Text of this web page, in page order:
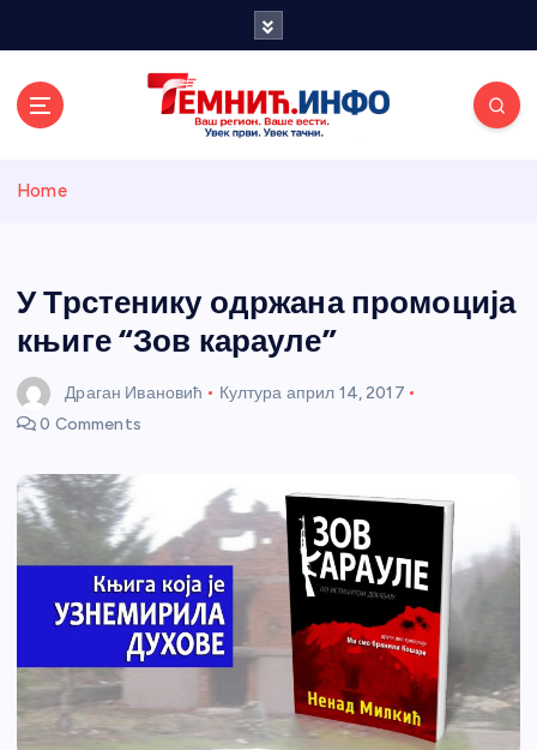
и портал
Home
У Трстенику одржана промоција
књиге “Зов карауле”
Драган Ивановић Култура април 14, 2017
0 Comments